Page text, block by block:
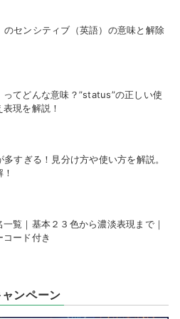
センシティブ（英語）の意味と解除
ってどんな意味？”status”の正しい使
現を解説！
多すぎる！見分け方や使い方を解説。
一覧｜基本２３色から濃淡表現まで｜
コード付き
ンペーン